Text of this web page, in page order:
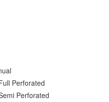
Perforated
Perforated